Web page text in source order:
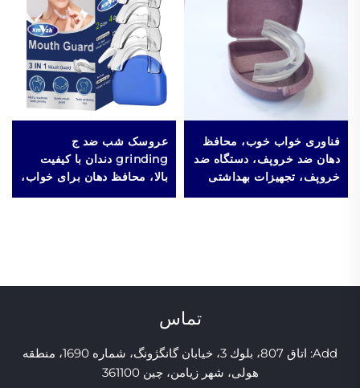
فناوری خواب خوب، محافظ
دهان ضد خروپف، دستگاه ضد
خروپف، تجهیزات بهداشتی
عروسک شب ضد ج
grinding دندان با کیفیت
بالا، محافظ دهان برای خواب،
دستگاه خاموش کننده
تماس
Add: اتاق 807، بلوك 3، خیابان گانگژونگ، شماره 1690، منطقه
هولی، شهر زیامن، چین 361100